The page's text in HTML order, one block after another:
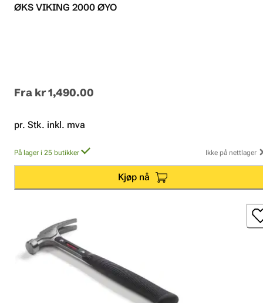
ØKS VIKING 2000 ØYO
Fra kr 1,490.00
pr. Stk. inkl. mva
På lager i 25 butikker Ikke på nettlager
Kjøp nå